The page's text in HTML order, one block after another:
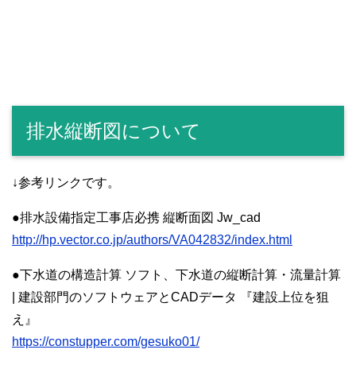
排水縦断図について
↓参考リンクです。
●排水設備指定工事店必携 縦断面図 Jw_cad
http://hp.vector.co.jp/authors/VA042832/index.html
●下水道の構造計算 ソフト、下水道の縦断計算・流量計算
| 建設部門のソフトウェアとCADデータ 『建設上位を狙
え』
https://constupper.com/gesuko01/